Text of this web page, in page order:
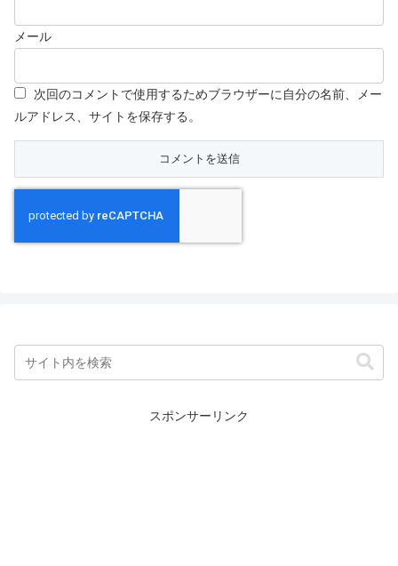
メール
次回のコメントで使用するためブラウザーに自分の名前、メー
ルアドレス、サイトを保存する。
スポンサーリンク